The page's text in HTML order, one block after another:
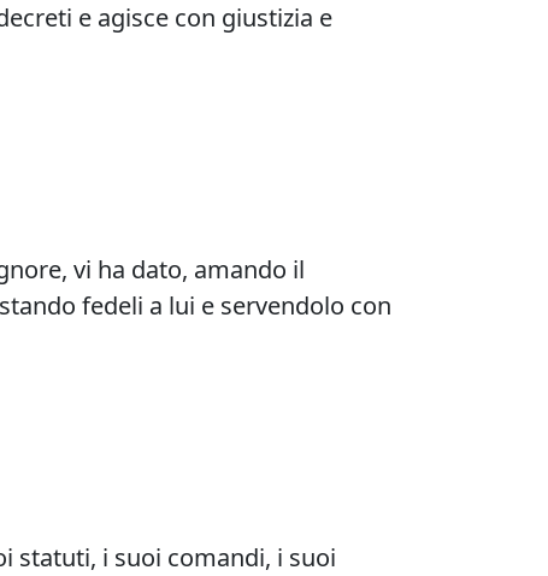
e agisce con giustizia e
vi ha dato, amando il
fedeli a lui e servendolo con
statuti, i suoi comandi, i suoi